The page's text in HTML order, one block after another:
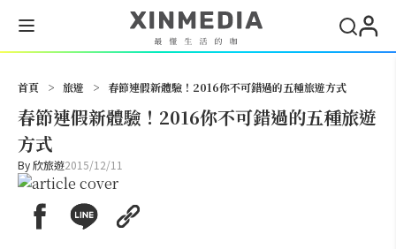
首頁 > 旅遊 > 春節連假新體驗！2016你不可錯過的五種旅遊方式
春節連假新體驗！2016你不可錯過的五種旅遊
方式
By欣旅遊2015/12/11